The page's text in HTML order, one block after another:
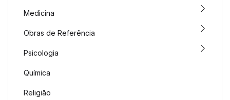
Medicina
Obras de Referência
Psicologia
Química
Religião